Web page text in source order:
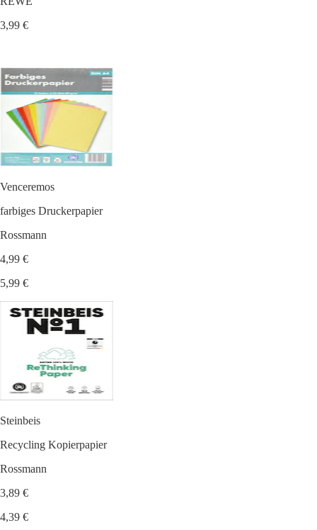
3,99 €
Venceremos
farbiges Druckerpapier
Rossmann
4,99 €
5,99 €
Steinbeis
Recycling Kopierpapier
Rossmann
3,89 €
4,39 €